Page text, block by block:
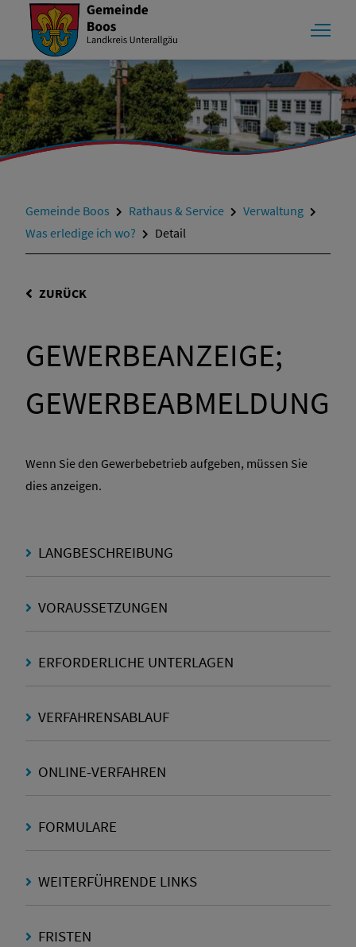
Gemeinde Boos Rathaus & Service
Verwaltung
Was erledige ich wo?
Detail
ZURÜCK
GEWERBEANZEIGE;
GEWERBEABMELDUNG
Wenn Sie den Gewerbebetrieb aufgeben, müssen Sie
dies anzeigen.
LANGBESCHREIBUNG
VORAUSSETZUNGEN
ERFORDERLICHE UNTERLAGEN
VERFAHRENSABLAUF
ONLINE-VERFAHREN
FORMULARE
WEITERFÜHRENDE LINKS
FRISTEN